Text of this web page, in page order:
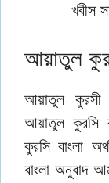
খবীস
আয়াতুল
আয়াতুল কুরসী
আয়াতুল কুরসি
কুরসি বাংলা
বাংলা অনুবাদ